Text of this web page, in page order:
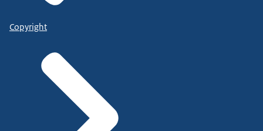
Copyright